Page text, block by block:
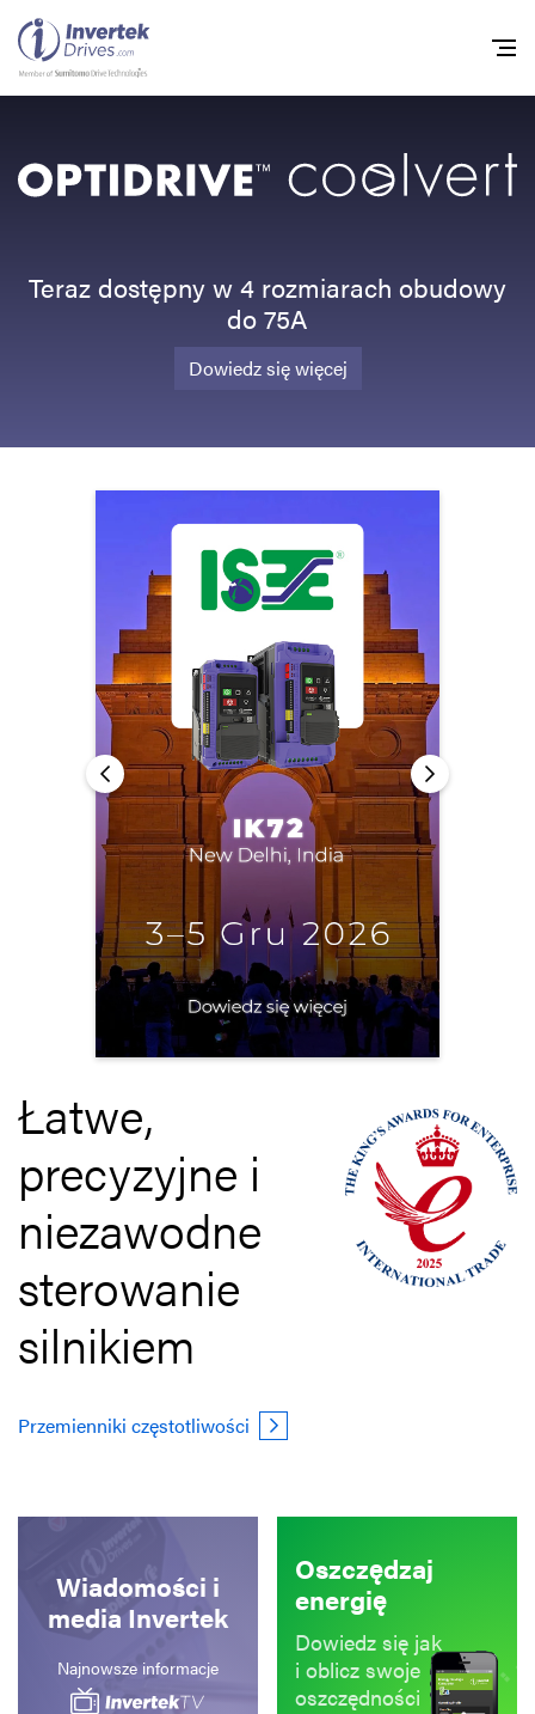
Teraz dostępny w 4 rozmiarach obudowy
do 75A
Dowiedz się więcej
Łatwe,
precyzyjne i
niezawodne
sterowanie
silnikiem
Przemienniki częstotliwości
Wiadomości i
media Invertek
Najnowsze informacje
Oszczędzaj
energię
Dowiedz się jak
i oblicz swoje
oszczędności
Home
Mapa strony
iSource